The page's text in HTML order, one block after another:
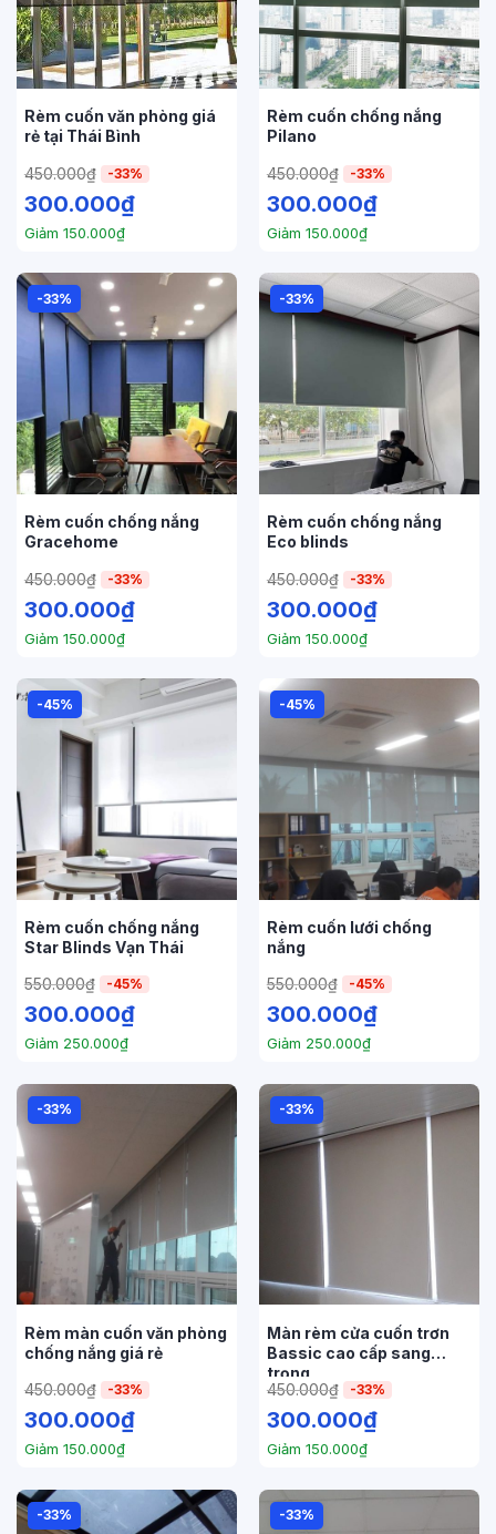
Rèm cuốn văn phòng giá
rẻ tại Thái Bình
450.000₫ -33%
300.000₫
Giảm 150.000₫
Rèm cuốn chống nắng
Pilano
450.000₫ -33%
300.000₫
Giảm 150.000₫
-33%
Rèm cuốn chống nắng
Gracehome
450.000₫ -33%
300.000₫
Giảm 150.000₫
-33%
Rèm cuốn chống nắng
Eco blinds
450.000₫ -33%
300.000₫
Giảm 150.000₫
-45%
Rèm cuốn chống nắng
Star Blinds Vạn Thái
550.000₫ -45%
300.000₫
Giảm 250.000₫
-45%
Rèm cuốn lưới chống
nắng
550.000₫ -45%
300.000₫
Giảm 250.000₫
-33%
Rèm màn cuốn văn phòng
chống nắng giá rẻ
450.000₫ -33%
300.000₫
Giảm 150.000₫
-33%
Màn rèm cửa cuốn trơn
Bassic cao cấp sang
trọng
450.000₫ -33%
300.000₫
Giảm 150.000₫
-33% -33%